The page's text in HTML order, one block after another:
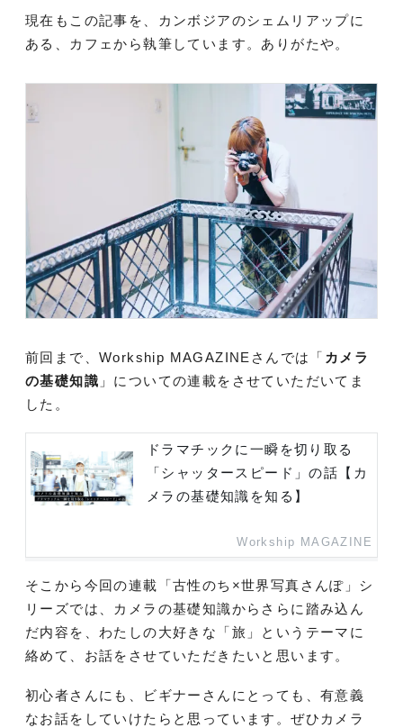
現在もこの記事を、カンボジアのシェムリアップに
ある、カフェから執筆しています。ありがたや。
前回まで、Workship MAGAZINEさんでは「 カメラ
の基礎知識 」についての連載をさせていただいてま
した。
ドラマチックに一瞬を切り取る
「シャッタースピード」の話【カ
メラの基礎知識を知る】
Workship MAGAZINE
そこから今回の連載「古性のち×世界写真さんぽ」シ
リーズでは、カメラの基礎知識からさらに踏み込ん
だ内容を、わたしの大好きな「旅」というテーマに
絡めて、お話をさせていただきたいと思います。
初心者さんにも、ビギナーさんにとっても、有意義
なお話をしていけたらと思っています。ぜひカメラ